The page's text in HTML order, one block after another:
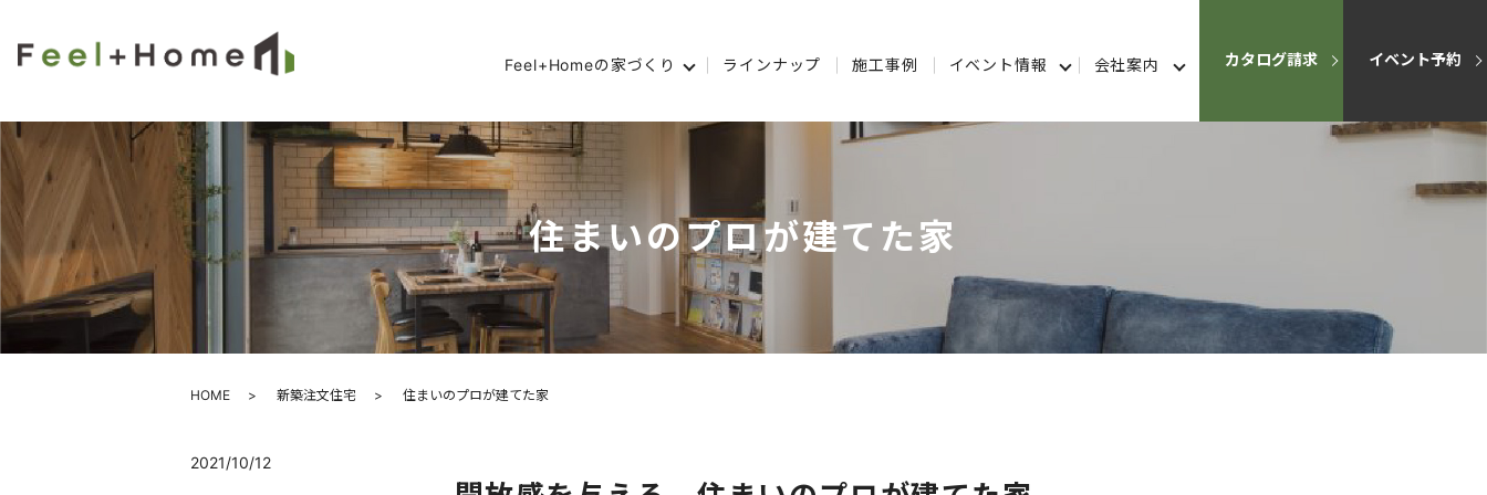
カタログ請求 イベント予約
Feel+Homeの家づくり ラインナップ 施工事例 イベント情報 会社案内
住まいのプロが建てた家
HOME 新築注文住宅 住まいのプロが建てた家
2021/10/12